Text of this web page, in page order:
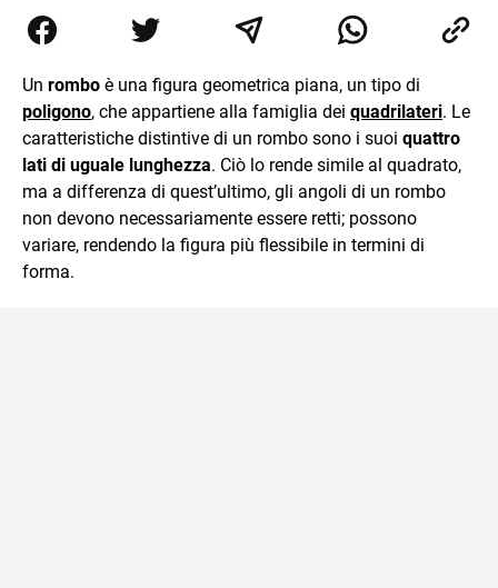
Tommaso Gulli. Ho conseguito la laurea triennale in
Relazioni Internazionali a Messina e in Economia
commercialisti sono stato chiamato per una supplenza
covid nella classe di insegnamento A47. Ho poi
conseguito l'abilitazione a Trieste nel sostegno e sono
entrato di ruolo nel 2023
Un rombo è una figura geometrica piana, un tipo di
poligono, che appartiene alla famiglia dei quadrilateri. Le
caratteristiche distintive di un rombo sono i suoi quattro
lati di uguale lunghezza. Ciò lo rende simile al quadrato,
ma a differenza di quest’ultimo, gli angoli di un rombo
non devono necessariamente essere retti; possono
variare, rendendo la figura più flessibile in termini di
forma.